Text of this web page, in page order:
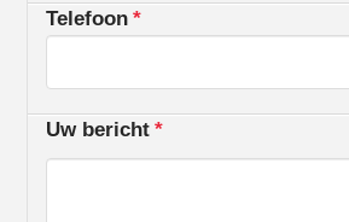
Telefoon *
Uw bericht *